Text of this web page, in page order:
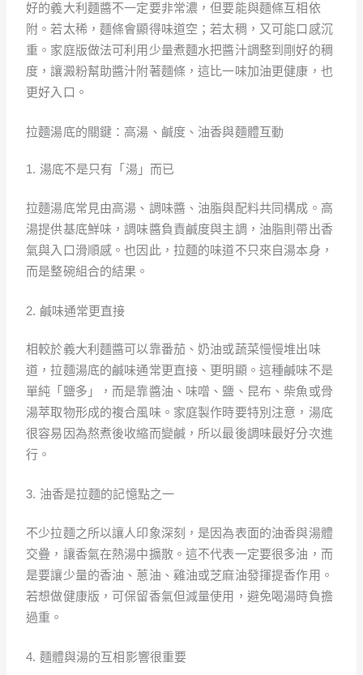
好的義大利麵醬不一定要非常濃，但要能與麵條互相依
附。若太稀，麵條會顯得味道空；若太稠，又可能口感沉
重。家庭版做法可利用少量煮麵水把醬汁調整到剛好的稠
度，讓澱粉幫助醬汁附著麵條，這比一味加油更健康，也
更好入口。
拉麵湯底的關鍵：高湯、鹹度、油香與麵體互動
1. 湯底不是只有「湯」而已
拉麵湯底常見由高湯、調味醬、油脂與配料共同構成。高
湯提供基底鮮味，調味醬負責鹹度與主調，油脂則帶出香
氣與入口滑順感。也因此，拉麵的味道不只來自湯本身，
而是整碗組合的結果。
2. 鹹味通常更直接
相較於義大利麵醬可以靠番茄、奶油或蔬菜慢慢堆出味
道，拉麵湯底的鹹味通常更直接、更明顯。這種鹹味不是
單純「鹽多」，而是靠醬油、味噌、鹽、昆布、柴魚或骨
湯萃取物形成的複合風味。家庭製作時要特別注意，湯底
很容易因為熬煮後收縮而變鹹，所以最後調味最好分次進
行。
3. 油香是拉麵的記憶點之一
不少拉麵之所以讓人印象深刻，是因為表面的油香與湯體
交疊，讓香氣在熱湯中擴散。這不代表一定要很多油，而
是要讓少量的香油、蔥油、雞油或芝麻油發揮提香作用。
若想做健康版，可保留香氣但減量使用，避免喝湯時負擔
過重。
4. 麵體與湯的互相影響很重要